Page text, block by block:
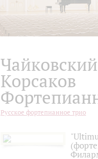
Корсаков
Русское фортепианное трио